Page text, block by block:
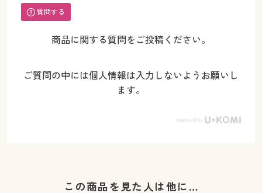
質問する
商品に関する質問をご投稿ください。
ご質問の中には個人情報は入力しないようお願いし
ます。
この商品を見た人は他に…